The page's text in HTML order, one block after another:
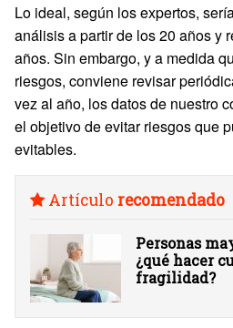
Lo ideal, según los expertos,
análisis a partir de los 20 años y
años. Sin embargo, y a medida
riesgos, conviene revisar
vez al año, los datos de nuestro
el objetivo de evitar riesgos que
evitables.
Artículo recomendado
Personas
¿qué hacer
fragilidad?